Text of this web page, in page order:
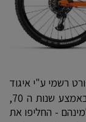
רשמי ע"י איגוד
האופניים העולמי ה UCI כבר בשנות ה -90. באמצע שנות ה 70,
- החליפו את